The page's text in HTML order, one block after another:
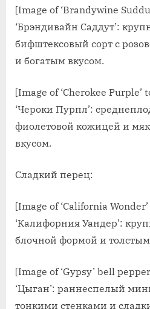
[Image of ‘Brandywine
‘Брэндивайн Саддут’:
бифштексовый сорт с
и богатым вкусом.
[Image of ‘Cherokee Purple’
‘Чероки Пурпл’:
фиолетовой кожицей и
вкусом.
Сладкий перец:
[Image of ‘California
‘Калифорния Уандер’:
блочной формой и
[Image of ‘Gypsy’ bell
‘Цыган’: раннеспелый
тонкими стенками и